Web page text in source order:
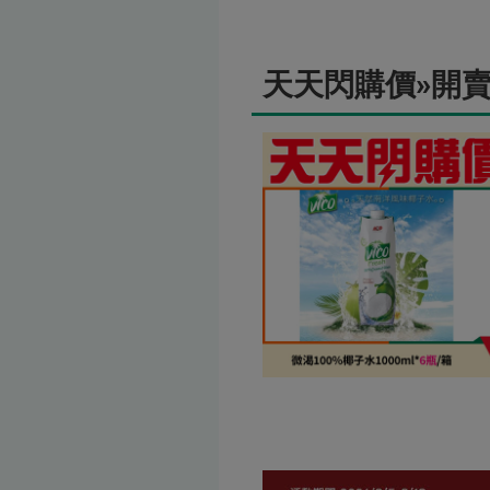
天天閃購價»開